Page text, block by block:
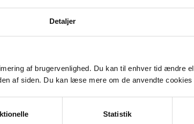
Detaljer
af brugervenlighed. Du kan til enhver tid ændre
af siden. Du kan læse mere om de anvendte cookies
Statistik